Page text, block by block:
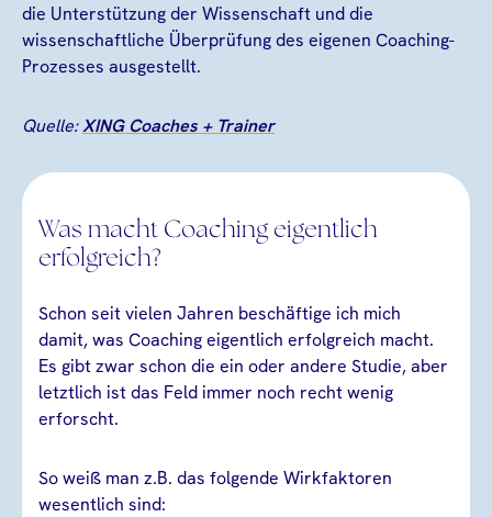
die Unterstützung der Wissenschaft und die
wissenschaftliche Überprüfung des eigenen Coaching-
Prozesses ausgestellt.
Quelle:XING Coaches + Trainer
Was macht Coaching eigentlich
erfolgreich?
Schon seit vielen Jahren beschäftige ich mich
damit, was Coaching eigentlich erfolgreich macht.
Es gibt zwar schon die ein oder andere Studie, aber
letztlich ist das Feld immer noch recht wenig
erforscht.
So weiß man z.B. das folgende Wirkfaktoren
wesentlich sind: